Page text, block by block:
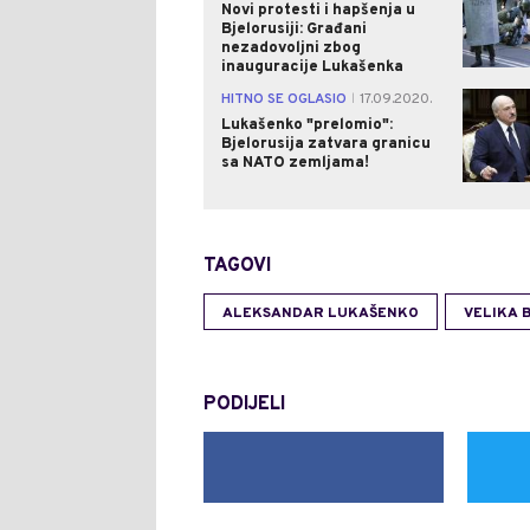
Novi protesti i hapšenja u
Bjelorusiji: Građani
nezadovoljni zbog
inauguracije Lukašenka
HITNO SE OGLASIO
17.09.2020.
Lukašenko "prelomio":
Bjelorusija zatvara granicu
sa NATO zemljama!
TAGOVI
ALEKSANDAR LUKAŠENKO VELIKA
PODIJELI